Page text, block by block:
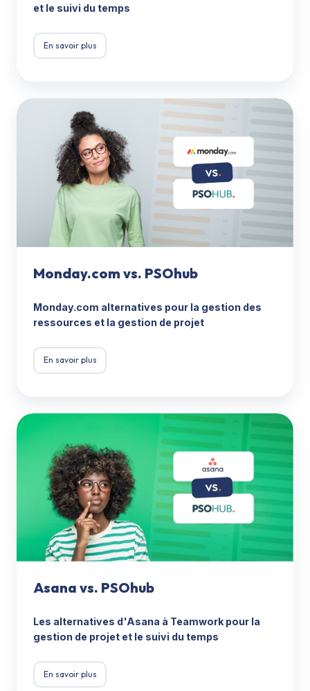
et le suivi du temps
En savoir plus
Monday.com
Monday.com vs. PSOhub
Monday.com alternatives pour la gestion des
ressources et la gestion de projet
En savoir plus
Asana
vs.
PSOhub
Asana vs. PSOhub
Les alternatives d'Asana à Teamwork pour la
gestion de projet et le suivi du temps
En savoir plus